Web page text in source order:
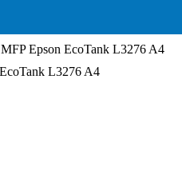
MFP Epson EcoTank L3276 A4
L3276 A4